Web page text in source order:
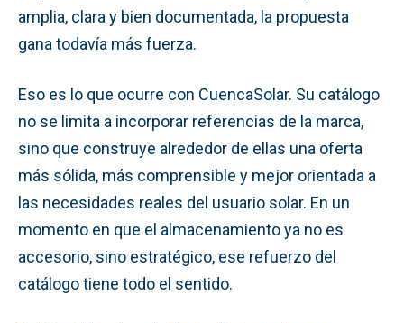
amplia, clara y bien documentada, la propuesta
gana todavía más fuerza.
Eso es lo que ocurre con CuencaSolar. Su catálogo
no se limita a incorporar referencias de la marca,
sino que construye alrededor de ellas una oferta
más sólida, más comprensible y mejor orientada a
las necesidades reales del usuario solar. En un
momento en que el almacenamiento ya no es
accesorio, sino estratégico, ese refuerzo del
catálogo tiene todo el sentido.